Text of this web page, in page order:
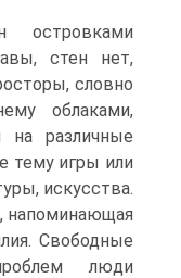
островками
стен нет,
словно
облаками,
на различные
тему игры или
искусства.
напоминающая
Свободные
люди